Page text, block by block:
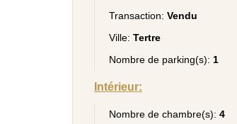
Transaction: Vendu
Ville: Tertre
Nombre de parking(s): 1
Intérieur:
Nombre de chambre(s): 4